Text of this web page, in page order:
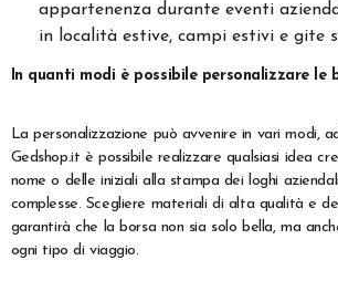
appartenenza durante eventi
in località estive, campi estivi e gite
In quanti modi è possibile personalizzare le
La personalizzazione può avvenire in vari modi,
Gedshop.it è possibile realizzare qualsiasi idea
nome o delle iniziali alla stampa dei loghi
complesse. Scegliere materiali di alta qualità e
garantirà che la borsa non sia solo bella, ma
ogni tipo di viaggio.